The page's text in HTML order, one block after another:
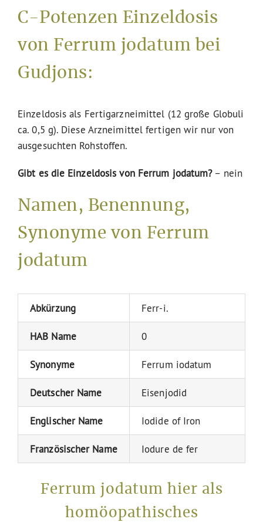
C-Potenzen Einzeldosis
von Ferrum jodatum bei
Gudjons:
Einzeldosis als Fertigarzneimittel (12 große Globuli
ca. 0,5 g). Diese Arzneimittel fertigen wir nur von
ausgesuchten Rohstoffen.
Gibt es die Einzeldosis von Ferrum jodatum?– nein
Namen, Benennung,
Synonyme von Ferrum
jodatum
Abkürzung Ferr-i.
HAB Name 0
Synonyme Ferrum iodatum
Deutscher Name Eisenjodid
Englischer Name Iodide of Iron
Französischer Name Iodure de fer
Ferrum jodatum hier als
homöopathisches